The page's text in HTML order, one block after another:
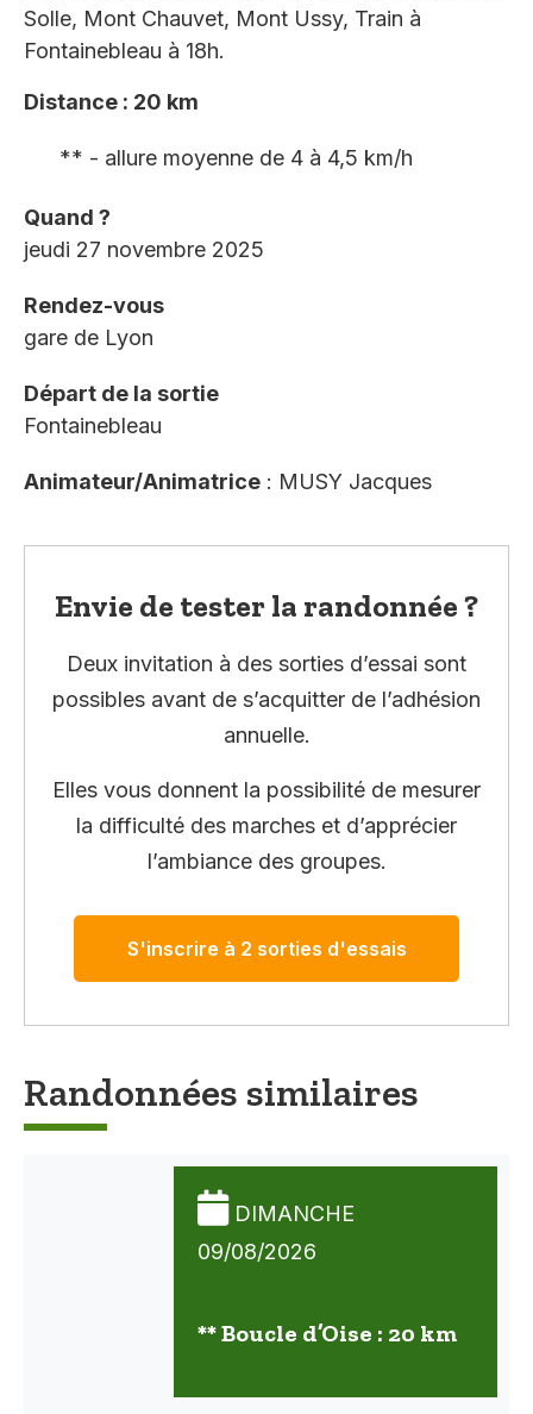
Solle, Mont Chauvet, Mont Ussy, Train à
Fontainebleau à 18h.
Distance : 20 km
** - allure moyenne de 4 à 4,5 km/h
Quand ?
jeudi 27 novembre 2025
Rendez-vous
gare de Lyon
Départ de la sortie
Fontainebleau
Animateur/Animatrice : MUSY Jacques
Envie de tester la randonnée ?
Deux invitation à des sorties d’essai sont
possibles avant de s’acquitter de l’adhésion
annuelle.
Elles vous donnent la possibilité de mesurer
la difficulté des marches et d’apprécier
l’ambiance des groupes.
S'inscrire à 2 sorties d'essais
Randonnées similaires
DIMANCHE
09/08/2026
** Boucle d’Oise : 20 km